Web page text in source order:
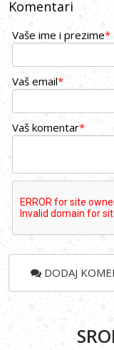
Komentari
Vaše ime i prezime*
Vaš email*
Vaš komentar*
DODAJ